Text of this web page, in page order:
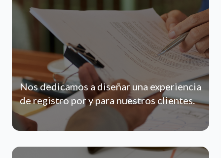
Nos dedicamos a diseñar una experiencia
de registro por y para nuestros clientes.